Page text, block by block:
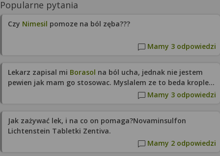
Popularne pytania
Czy Nimesil pomoze na ból zęba???
Mamy 3 odpowiedzi
Lekarz zapisal mi Borasol na ból ucha, jednak nie jestem
pewien jak mam go stosowac. Myslalem ze to beda krople a
to plyn w butelce. W ulotce tylko napisali o "przecieraniu"
Mamy 3 odpowiedzi
Jak zażywać lek, i na co on pomaga?Novaminsulfon
Lichtenstein Tabletki Zentiva.
Mamy 2 odpowiedzi